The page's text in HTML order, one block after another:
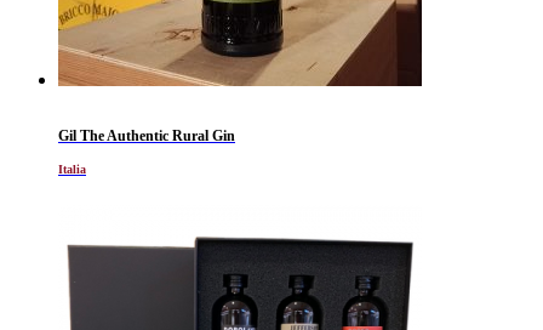
Gil The Authentic Rural Gin
Italia